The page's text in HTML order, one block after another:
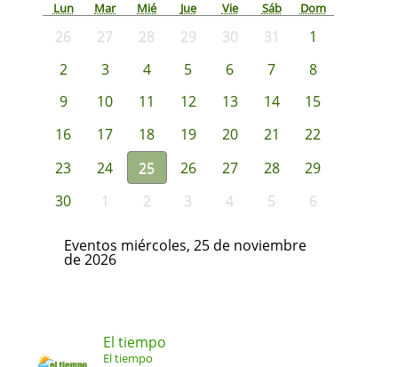
Lun Mar Mié Jue Vie Sáb Dom
26 27 28 29 30 31
1
2
3 4 5 6 7
8
9
10 11 12 13 14
15
16
17 18 19 20 21
22
23
24 25 26 27 28
29
30
1 2 3 4 5 6
Eventos miércoles, 25 de noviembre
de 2026
El tiempo
El tiempo